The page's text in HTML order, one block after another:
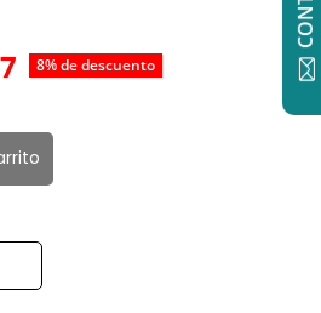
8% de descuento